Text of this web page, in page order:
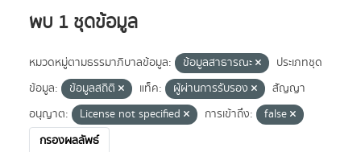
พบ 1 ชุดข้อมูล
หมวดหมู่ตามธรรมาภิบาลข้อมูล: ข้อมูลสาธารณะ
ประเภทชุด
ข้อมูล:
ข้อมูลสถิติ แท็ค: ผู้ผ่านการรับรอง
สัญญา
อนุญาต:
License not specified การเข้าถึง:
false
กรองผลลัพธ์